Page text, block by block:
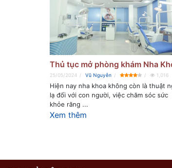
Thủ tục mở phòng khám Nha
25/05/2024 Vũ Nguyễn 1,016
Hiện nay nha khoa không còn là thuật
lạ đối với con người, việc chăm sóc sức
khỏe răng ...
Xem thêm